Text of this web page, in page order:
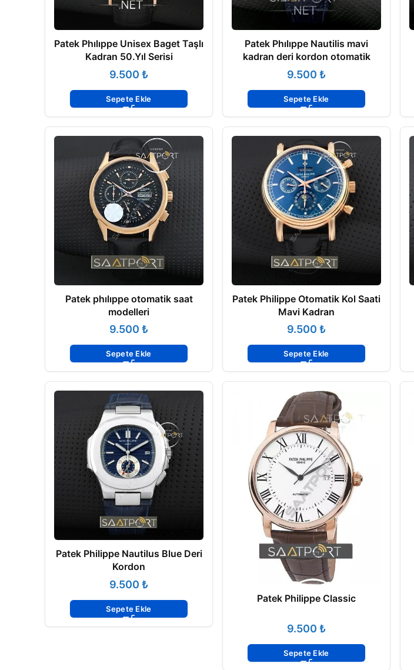
Patek Phılıppe Unisex Baget Taşlı
Kadran 50.Yıl Serisi
₺
Sepete Ekle
Patek Phılıppe Nautilis mavi
kadran deri kordon otomatik
₺
Sepete Ekle
Patek phılıppe otomatik saat
modelleri
₺
Sepete Ekle
Patek Philippe Otomatik Kol Saati
Mavi Kadran
₺
Sepete Ekle
Patek Philippe Nautilus Blue Deri
Kordon
₺
Sepete Ekle
Patek Philippe Classic
₺
Sepete Ekle